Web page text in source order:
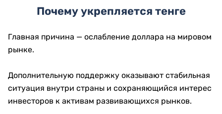
Почему укрепляется тенге
Главная причина — ослабление доллара на мировом
рынке.
Дополнительную поддержку оказывают стабильная
ситуация внутри страны и сохраняющийся интерес
инвесторов к активам развивающихся рынков.